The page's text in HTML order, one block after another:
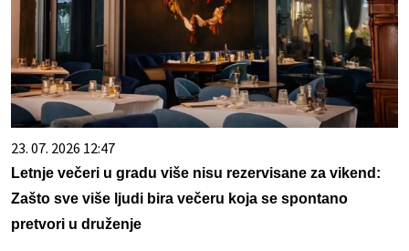
23. 07. 2026 12:47
Letnje večeri u gradu više nisu rezervisane za vikend:
Zašto sve više ljudi bira večeru koja se spontano
pretvori u druženje